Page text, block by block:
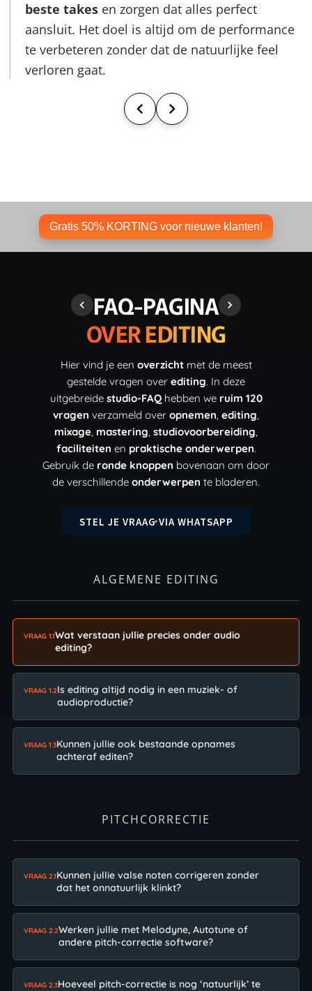
beste takes en zorgen dat alles perfect
aansluit. Het doel is altijd om de performance
te verbeteren zonder dat de natuurlijke feel
verloren gaat.
Gratis 50% KORTING voor nieuwe klanten!
FAQ-PAGINA
OVER EDITING
Hier vind je een overzichtmet de meest
gestelde vragen over editing. In deze
uitgebreide studio-FAQhebben we ruim 120
vragen verzameld over opnemen, editing,
mixage, mastering, studiovoorbereiding,
faciliteiten en praktische onderwerpen.
Gebruik de ronde knoppen bovenaan om door
de verschillende onderwerpen te bladeren.
STEL JE VRAAG VIA WHATSAPP
ALGEMENE EDITING
VRAAG 1.1Wat verstaan jullie precies onder audio
editing?
VRAAG 1.2Is editing altijd nodig in een muziek- of
audioproductie?
VRAAG 1.3Kunnen jullie ook bestaande opnames
achteraf editen?
PITCHCORRECTIE
VRAAG 2.1Kunnen jullie valse noten corrigeren zonder
dat het onnatuurlijk klinkt?
VRAAG 2.2Werken jullie met Melodyne, Autotune of
andere pitch-correctie software?
VRAAG 2.3Hoeveel pitch-correctie is nog ‘natuurlijk’ te